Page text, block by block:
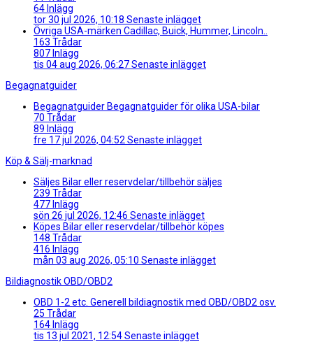
64Inlägg
tor 30 jul 2026, 10:18 Senaste inlägget
Övriga USA-märken Cadillac, Buick, Hummer, Lincoln..
163 Trådar
807Inlägg
tis 04 aug 2026, 06:27Senaste inlägget
Begagnatguider
BegagnatguiderBegagnatguider för olika USA-bilar
70 Trådar
89 Inlägg
fre 17 jul 2026, 04:52 Senaste inlägget
Köp & Sälj-marknad
Säljes Bilar eller reservdelar/tillbehör säljes
239 Trådar
477Inlägg
sön 26 jul 2026, 12:46 Senaste inlägget
Köpes Bilar eller reservdelar/tillbehör köpes
148 Trådar
416 Inlägg
mån 03 aug 2026, 05:10 Senaste inlägget
Bildiagnostik OBD/OBD2
OBD 1-2 etc. Generell bildiagnostik med OBD/OBD2 osv.
25 Trådar
164Inlägg
tis 13 jul 2021, 12:54Senaste inlägget